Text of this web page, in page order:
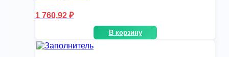
1 760,92 ₽
В корзину